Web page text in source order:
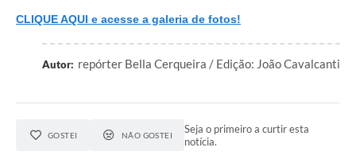
CLIQUE AQUI e acesse a galeria de fotos!
Autor: repórter Bella Cerqueira / Edição: João Cavalcanti
GOSTEI NÃO GOSTEI
Seja o primeiro a curtir esta
notícia.